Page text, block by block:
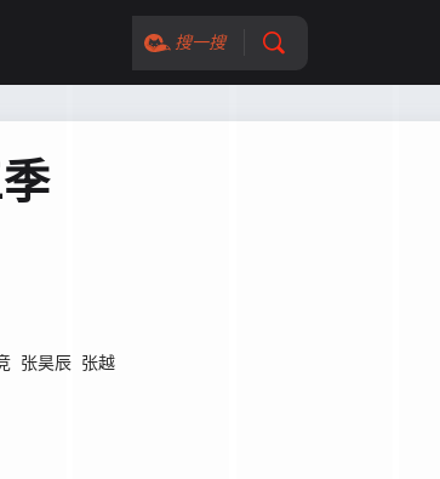
搜一搜
张昊辰 张越